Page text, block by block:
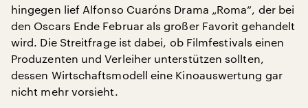
hingegen lief Alfonso Cuaróns Drama „Roma“, der bei
den Oscars Ende Februar als großer Favorit gehandelt
wird. Die Streitfrage ist dabei, ob Filmfestivals einen
Produzenten und Verleiher unterstützen sollten,
dessen Wirtschaftsmodell eine Kinoauswertung gar
nicht mehr vorsieht.